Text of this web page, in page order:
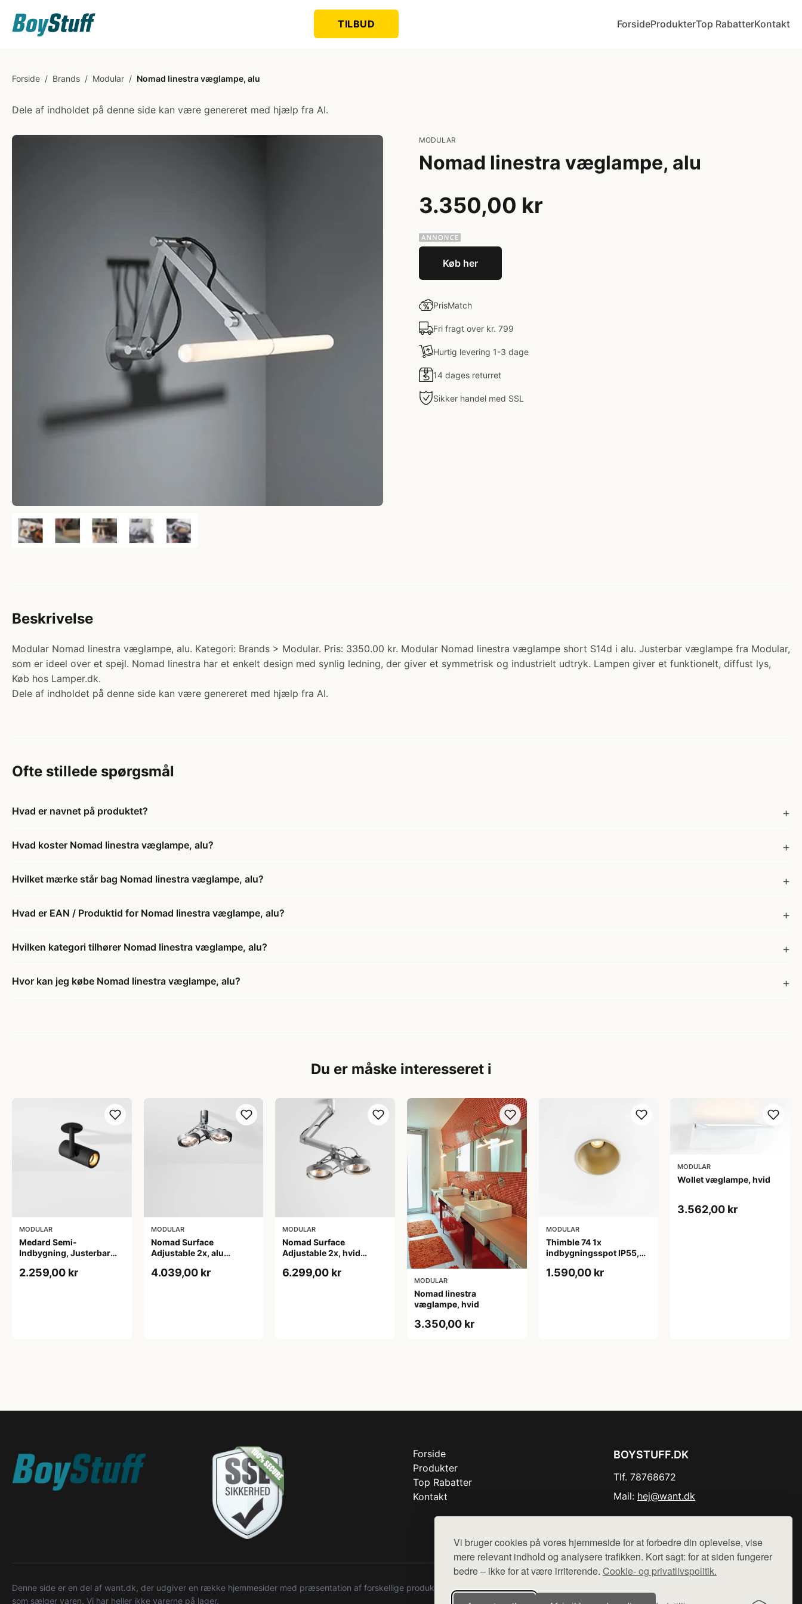
Vi bruger cookies på vores hjemmeside for at forbedre din oplevelse, vise
mere relevant indhold og analysere trafikken. Kort sagt: for at siden fungerer
bedre – ikke for at være irriterende. Cookie- og privatlivspolitik.
TILBUD ForsideProdukterTop RabatterKontakt
Forside / Brands / Modular / Nomad linestra væglampe, alu
Dele af indholdet på denne side kan være genereret med hjælp fra AI.
MODULAR
Nomad linestra væglampe, alu
3.350,00 kr
Køb her
PrisMatch
Fri fragt over kr. 799
Hurtig levering 1-3 dage
14 dages returret
Sikker handel med SSL
Beskrivelse
Modular Nomad linestra væglampe, alu. Kategori: Brands > Modular. Pris: 3350.00 kr. Modular Nomad linestra væglampe short S14d i alu. Justerbar væglampe fra Modular,
som er ideel over et spejl. Nomad linestra har et enkelt design med synlig ledning, der giver et symmetrisk og industrielt udtryk. Lampen giver et funktionelt, diffust lys,
Køb hos Lamper.dk.
Dele af indholdet på denne side kan være genereret med hjælp fra AI.
Ofte stillede spørgsmål
Hvad er navnet på produktet?
Hvad koster Nomad linestra væglampe, alu?
Hvilket mærke står bag Nomad linestra væglampe, alu?
Hvad er EAN / Produktid for Nomad linestra væglampe, alu?
Hvilken kategori tilhører Nomad linestra væglampe, alu?
Hvor kan jeg købe Nomad linestra væglampe, alu?
Du er måske interesseret i
MODULAR
Medard Semi-
Indbygning, Justerbar
2.259,00 kr
MODULAR
Nomad Surface
Adjustable 2x, alu
4.039,00 kr
MODULAR
Nomad Surface
Adjustable 2x, hvid
6.299,00 kr
MODULAR
Nomad linestra
væglampe, hvid
3.350,00 kr
MODULAR
Thimble 74 1x
indbygningsspot IP55,
1.590,00 kr
MODULAR
Wollet væglampe, hvid
3.562,00 kr
Forside
Produkter
Top Rabatter
Kontakt
BOYSTUFF.DK
Tlf. 78768672
Mail: hej@want.dk
Denne side er en del af want.dk, der udgiver en række hjemmesider med præsentation af forskellige produkter fra diverse webshops. Der sælges ikke varer fra denne side - vi henviser til de shops,
som sælger varen. Vi har heller ikke varerne på lager.